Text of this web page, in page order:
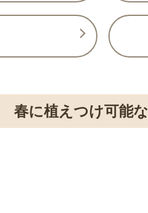
春に植えつけ可能